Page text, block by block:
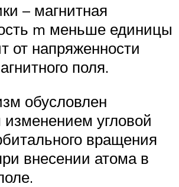
– магнитная
m меньше единицы
от напряженности
поля.
обусловлен
угловой
вращения
внесении атома в